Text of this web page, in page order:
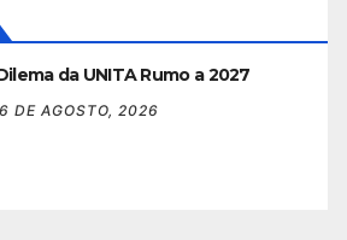
da UNITA Rumo a 2027
6 DE AGOSTO, 2026